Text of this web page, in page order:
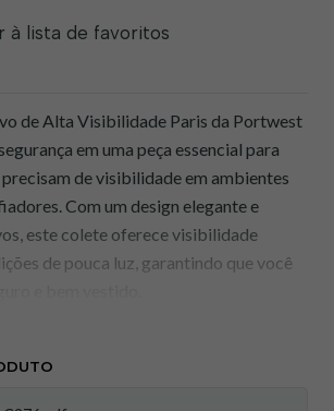
à lista de favoritos
de Alta Visibilidade Paris da Portwest
em uma peça essencial para
de visibilidade em ambientes
Com um design elegante e
este colete oferece visibilidade
de pouca luz, garantindo que você